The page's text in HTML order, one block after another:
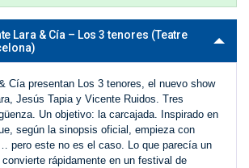
Lara & Cía – Los 3 tenores (Teatre
Cía presentan Los 3 tenores, el nuevo show
Jesús Tapia y Vicente Ruidos. Tres
Un objetivo: la carcajada. Inspirado en
según la sinopsis oficial, empieza con
pero este no es el caso. Lo que parecía un
rápidamente en un festival de